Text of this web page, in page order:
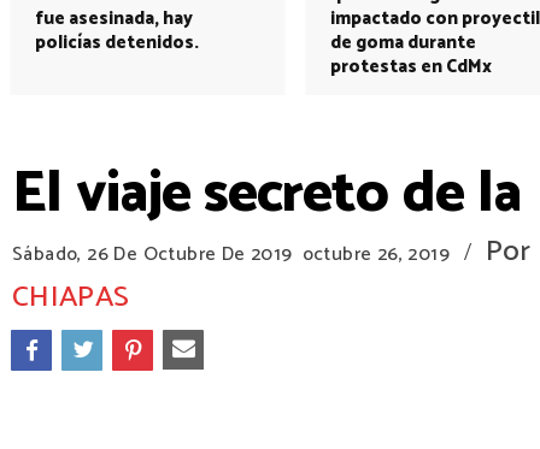
fue asesinada, hay
policías detenidos.
impactado con proyectil
de goma durante
protestas en CdMx
El viaje secreto de
Sábado, 26 De Octubre De 2019 octubre 26, 2019 / Por
CHIAPAS